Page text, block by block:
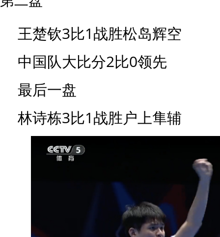
王楚钦3比1战胜松岛辉空
中国队大比分2比0领先
最后一盘
林诗栋3比1战胜户上隼辅